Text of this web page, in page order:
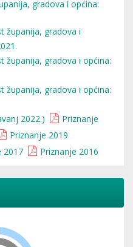
gradova i općina:
županija, gradova i
županija, gradova i općina:
županija, gradova i općina:
2022.)
Priznanje
Priznanje 2019
2017 Priznanje 2016